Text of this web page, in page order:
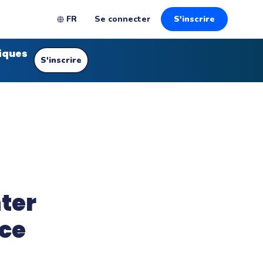
FR Se connecter S'inscrire
S'inscrire